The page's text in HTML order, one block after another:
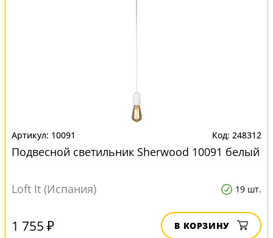
10091 248312
Подвесной светильник Sherwood 10091 белый
Loft It (Испания) 19 шт.
1 755 ₽ В КОРЗИНУ